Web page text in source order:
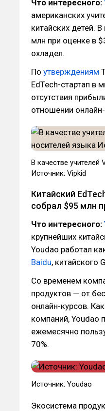
Что интересного:
американских
китайских детей.
млн при оценке в
охладел.
По утверждениям
EdTech-стартап в
отсутствия
отношении
В качестве учителей
Источник: Vipkid
Китайский
собрал $95 млн
Что интересного:
крупнейших
Youdao работал
Baidu, китайского
Со временем
продуктов — от
онлайн-курсов.
компаний, Youdao
ежемесячно
70%.
Источник: Youdao
Экосистема